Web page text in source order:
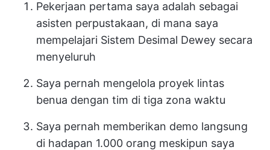
Pekerjaan pertama saya adalah sebagai
asisten perpustakaan, di mana saya
mempelajari Sistem Desimal Dewey secara
menyeluruh
Saya pernah mengelola proyek lintas
benua dengan tim di tiga zona waktu
Saya pernah memberikan demo langsung
di hadapan 1.000 orang meskipun saya